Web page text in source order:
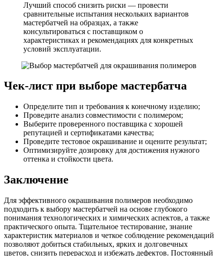
Лучший способ снизить риски — провести
сравнительные испытания нескольких вариантов
мастербатчей на образцах, а также
консультироваться с поставщиком о
характеристиках и рекомендациях для конкретных
условий эксплуатации.
Чек-лист при выборе мастербатча
Определите тип и требования к конечному изделию;
Проведите анализ совместимости с полимером;
Выберите проверенного поставщика с хорошей
репутацией и сертификатами качества;
Проведите тестовое окрашивание и оцените результат;
Оптимизируйте дозировку для достижения нужного
оттенка и стойкости цвета.
Заключение
Для эффективного окрашивания полимеров необходимо
подходить к выбору мастербатчей на основе глубокого
понимания технологических и химических аспектов, а также
практического опыта. Тщательное тестирование, знание
характеристик материалов и четкое соблюдение рекомендаций
позволяют добиться стабильных, ярких и долговечных
цветов, снизить перерасход и избежать дефектов. Постоянный